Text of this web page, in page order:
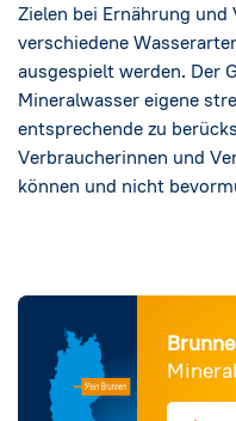
Zielen bei Ernährung
verschiedene
ausgespielt werden. Der
Mineralwasser eigene
entsprechende zu
Verbraucherinnen und
können und nicht